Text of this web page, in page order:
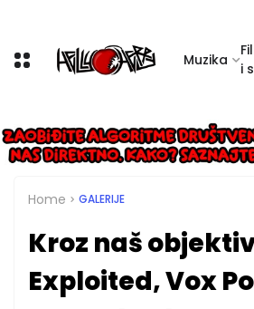
Muzika
i
Home GALERIJE
Kroz naš
Exploited, Vox